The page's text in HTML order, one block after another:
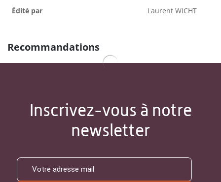
Édité par Laurent WICHT
Recommandations
Inscrivez-vous à notre
newsletter